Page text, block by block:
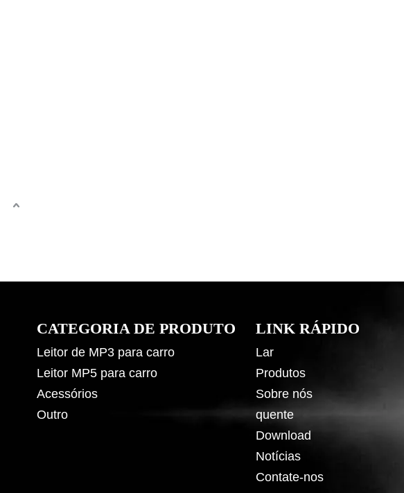
CATEGORIA DE PRODUTO
Leitor de MP3 para carro
Leitor MP5 para carro
Acessórios
Outro
LINK RÁPIDO
Lar
Produtos
Sobre nós
quente
Download
Notícias
Contate-nos